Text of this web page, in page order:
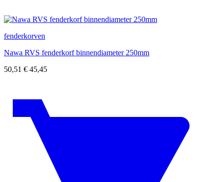
fenderkorven
Nawa RVS fenderkorf binnendiameter 250mm
50,51 € 45,45